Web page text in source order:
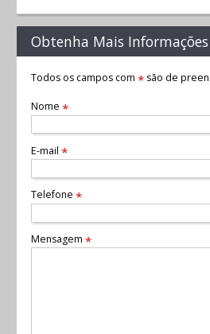
Obtenha Mais Informações
Todos os campos com *são de
Nome *
E-mail *
Telefone *
Mensagem *